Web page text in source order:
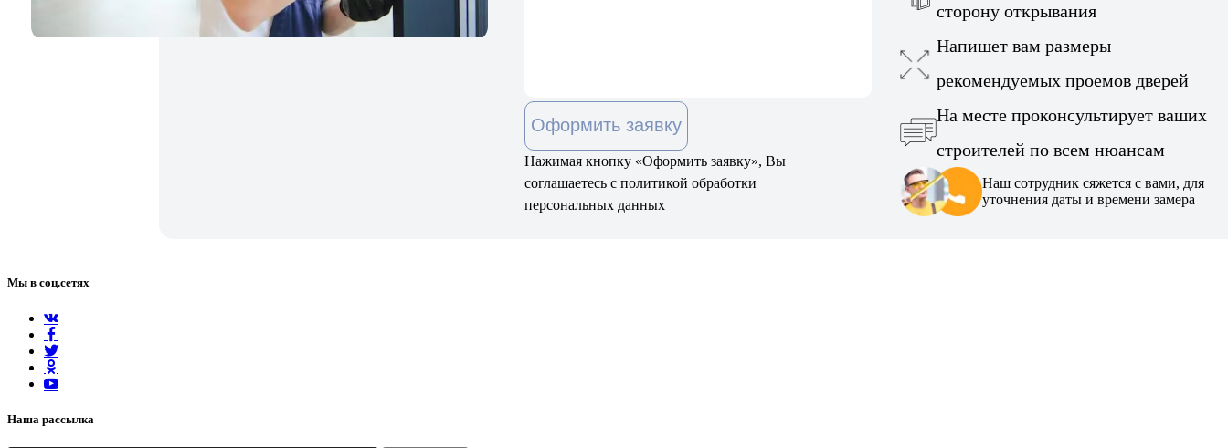
Оформить заявку
Нажимая кнопку «Оформить заявку», Вы
соглашаетесь с политикой обработки
персональных данных
сторону открывания
Напишет вам размеры
рекомендуемых проемов дверей
На месте проконсультирует ваших
строителей по всем нюансам
Наш сотрудник сяжется с вами, для
уточнения даты и времени замера
Мы в соц.сетях
Наша рассылка